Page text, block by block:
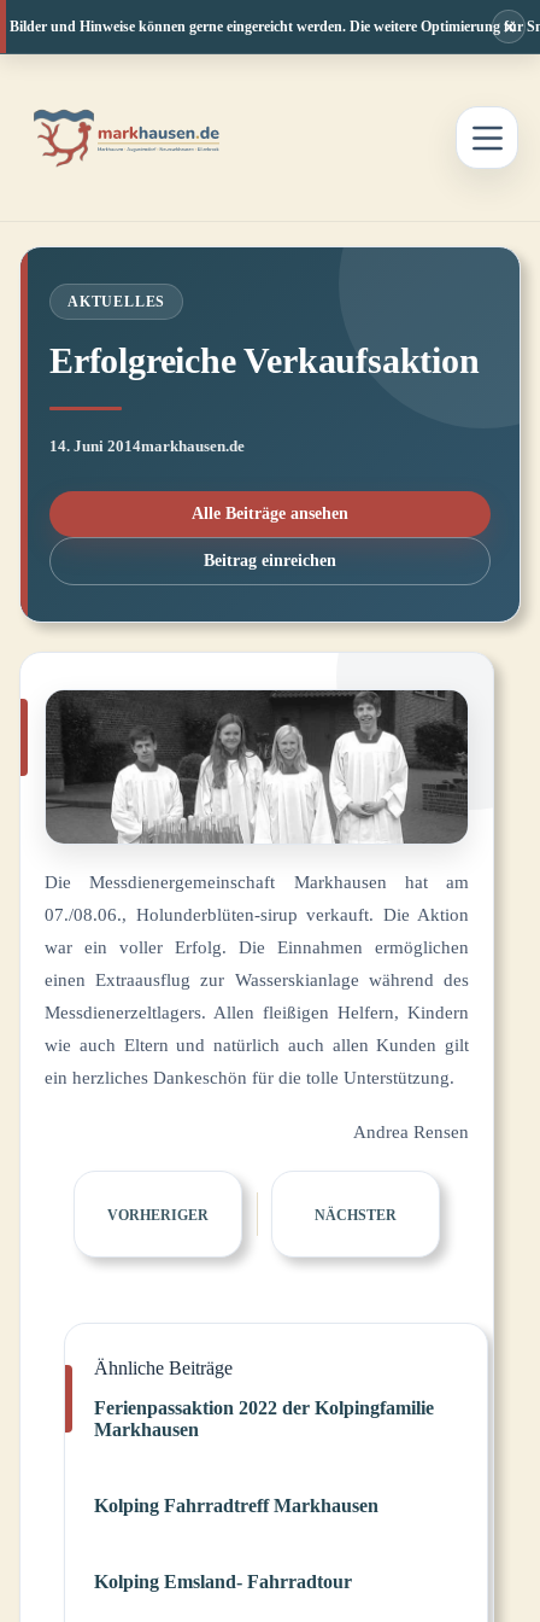
und Hinweise können gerne eingereicht werden. Die weitere Optimierung für
×
springen
AKTUELLES
Erfolgreiche Verkaufsaktion
14. Juni 2014markhausen.de
Alle Beiträge ansehen
Beitrag einreichen
Die Messdienergemeinschaft Markhausen hat am
07./08.06., Holunderblüten-sirup verkauft. Die Aktion
war ein voller Erfolg. Die Einnahmen ermöglichen
einen Extraausflug zur Wasserskianlage während des
Messdienerzeltlagers. Allen fleißigen Helfern, Kindern
wie auch Eltern und natürlich auch allen Kunden gilt
ein herzliches Dankeschön für die tolle Unterstützung.
Andrea Rensen
VORHERIGER NÄCHSTER
Ähnliche Beiträge
Ferienpassaktion 2022 der Kolpingfamilie
Markhausen
Kolping Fahrradtreff Markhausen
Kolping Emsland- Fahrradtour